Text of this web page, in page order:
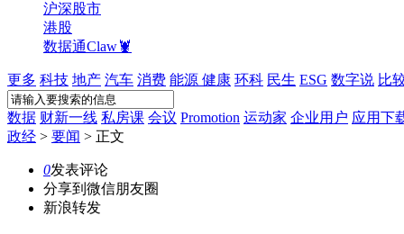
沪深股市
港股
数据通Claw🦞
更多 科技 地产 汽车 消费 能源 健康 环科 民生 ESG 数字说 比
数据 财新一线 私房课 会议 Promotion 运动家 企业用户 应用下
政经 > 要闻 > 正文
0发表评论
分享到微信朋友圈
新浪转发